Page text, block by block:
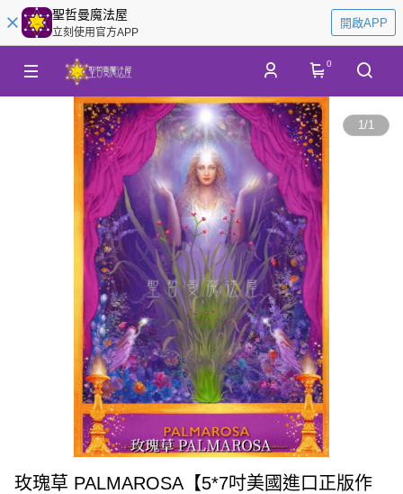
聖哲曼魔法屋
立刻使用官方APP
開啟APP
0
1/1
玫瑰草 PALMAROSA【5*7吋美國進口正版作